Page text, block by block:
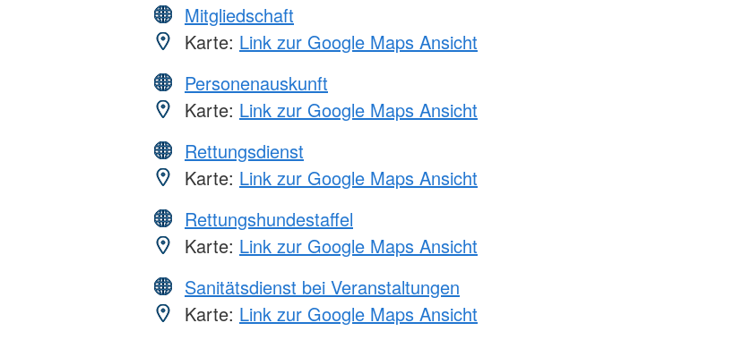
Mitgliedschaft
Karte: Link zur Google Maps Ansicht
Personenauskunft
Karte: Link zur Google Maps Ansicht
Rettungsdienst
Karte: Link zur Google Maps Ansicht
Rettungshundestaffel
Karte: Link zur Google Maps Ansicht
Sanitätsdienst bei Veranstaltungen
Karte: Link zur Google Maps Ansicht